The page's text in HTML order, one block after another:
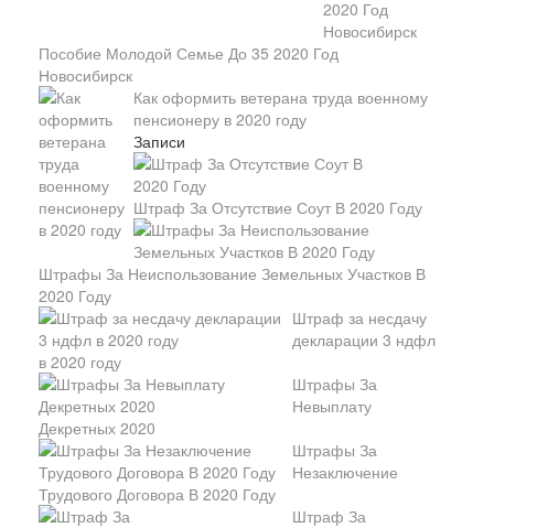
Пособие Молодой Семье До 35 2020 Год
Новосибирск
Как оформить ветерана труда военному
пенсионеру в 2020 году
Записи
Штраф За Отсутствие Соут В 2020 Году
Штрафы За Неиспользование Земельных Участков В
2020 Году
Штраф за несдачу
декларации 3 ндфл
в 2020 году
Штрафы За
Невыплату
Декретных 2020
Штрафы За
Незаключение
Трудового Договора В 2020 Году
Штраф За